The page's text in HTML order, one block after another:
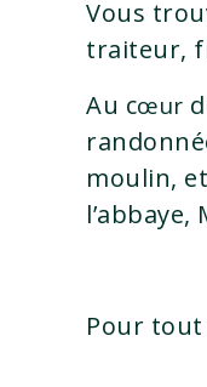
Vous
traiteur,
Au cœur
moulin,
l’abbaye,
Pour